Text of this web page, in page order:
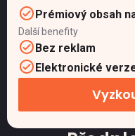
Prémiový obsah
Další benefity
Bez reklam
Elektronické